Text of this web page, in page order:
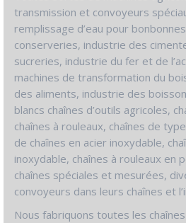
transmission et convoyeurs
remplissage d’eau pour
conserveries, industrie des
sucreries, industrie du fer et de
machines de transformation du
des aliments, industrie des
blancs chaînes d’outils agricoles,
chaînes à rouleaux, chaînes de
de chaînes en acier inoxydable,
inoxydable, chaînes à rouleaux en
chaînes spéciales et mesurées,
convoyeurs dans leurs chaînes et
Nous fabriquons toutes les